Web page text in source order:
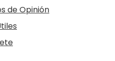
de Opinión